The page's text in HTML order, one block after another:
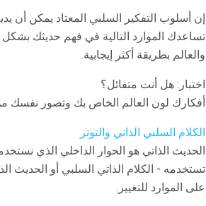
إن أسلوب التفكير السلبي المعتاد يمكن
تساعدك الموارد التالية في فهم حديثك
والعالم بطريقة أكثر إيجابية.
اختبار: هل أنت متفائل؟
أفكارك لون العالم الخاص بك وتصور نفسك
الكلام السلبي الذاتي والتوتر
الحديث الذاتي هو الحوار الداخلي الذي
تستخدمه - الكلام الذاتي السلبي أو الحديث
على الموارد للتغيير.